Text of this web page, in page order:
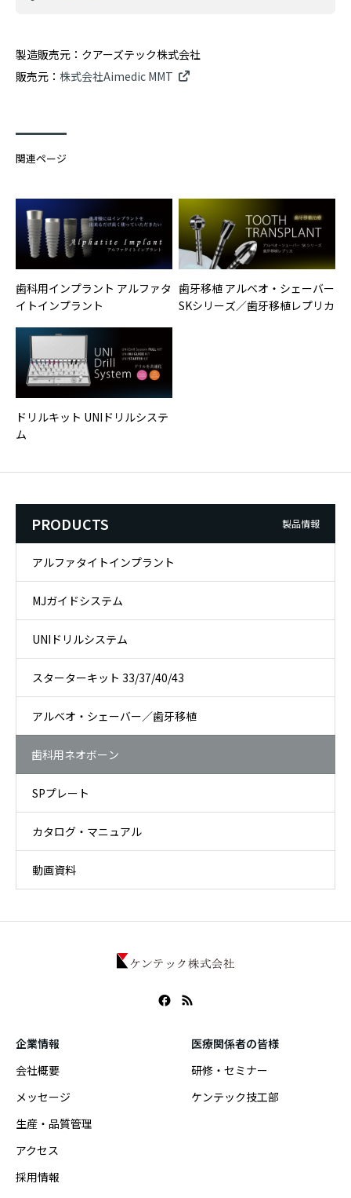
製造販売元：クアーズテック株式会社
販売元： 株式会社Aimedic MMT
関連ページ
歯科用インプラント アルファタ
イトインプラント
歯牙移植 アルベオ・シェーバー
SKシリーズ／歯牙移植レプリカ
ドリルキット UNIドリルシステ
ム
PRODUCTS 製品情報
アルファタイトインプラント
MJガイドシステム
UNIドリルシステム
スターターキット 33/37/40/43
アルベオ・シェーバー／歯牙移植
歯科用ネオボーン
SPプレート
カタログ・マニュアル
動画資料
企業情報
会社概要
メッセージ
生産・品質管理
アクセス
採用情報
医療関係者の皆様
研修・セミナー
ケンテック技工部